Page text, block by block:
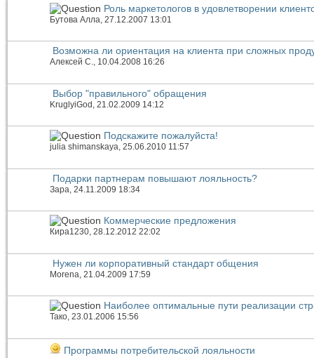
Роль маркетологов в удовлетворении
Бутова Алла, 27.12.2007 13:01
Возможна ли ориентация на клиента при сложных
Алексей С., 10.04.2008 16:26
Выбор "правильного" обращения
KruglyiGod , 21.02.2009 14:12
Подскажите пожалуйста!
julia shimanskaya, 25.06.2010 11:57
Подарки партнерам повышают лояльность?
Зара , 24.11.2009 18:34
Коммерческие предложения
Кира1230, 28.12.2012 22:02
Нужен ли корпоративный стандарт общения
Morena , 21.04.2009 17:59
Наиболее оптимальные пути реализации
Тако, 23.01.2006 15:56
Программы потребительской лояльности